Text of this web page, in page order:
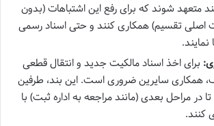
متعهد شوند که برای رفع این اشتباهات (بدون
اصلی تقسیم) همکاری کنند و حتی اسناد رسمی
برای اخذ اسناد مالکیت جدید و انتقال قطعی
همکاری سایرین ضروری است. این بند، طرفین
در مراحل بعدی (مانند مراجعه به اداره ثبت) با
کنند.